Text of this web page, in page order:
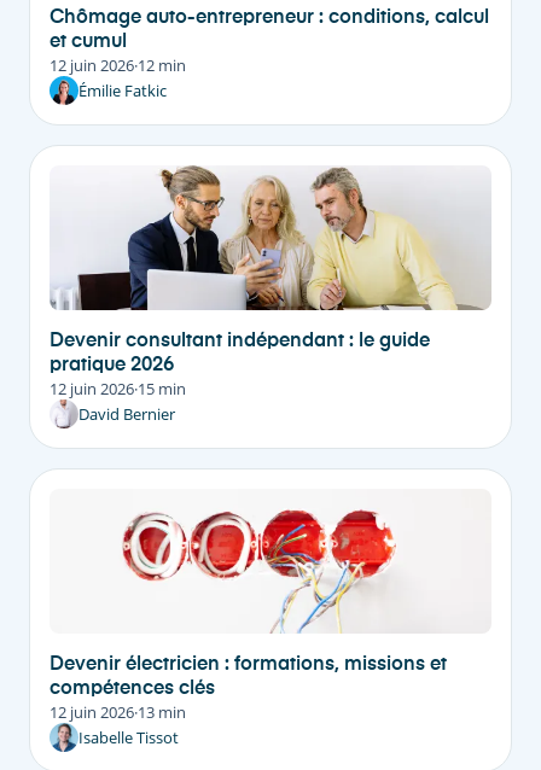
Chômage auto-entrepreneur : conditions, calcul
et cumul
12 juin 2026·12 min
Émilie Fatkic
Devenir consultant indépendant : le guide
pratique 2026
12 juin 2026·15 min
David Bernier
Devenir électricien : formations, missions et
compétences clés
12 juin 2026·13 min
Isabelle Tissot